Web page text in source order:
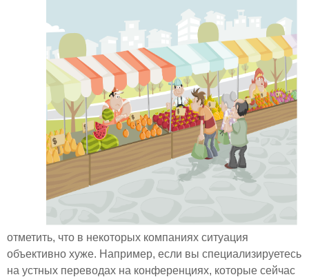
отметить, что в некоторых компаниях ситуация
объективно хуже. Например, если вы специализируетесь
на устных переводах на конференциях, которые сейчас